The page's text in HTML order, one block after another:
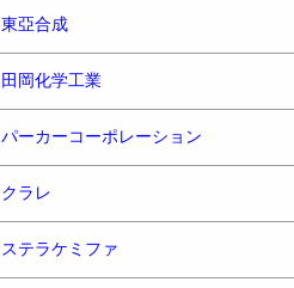
東亞合成
田岡化学工業
パーカーコーポレーション
クラレ
ステラケミファ